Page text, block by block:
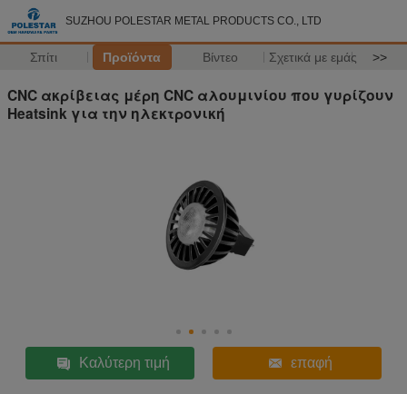
SUZHOU POLESTAR METAL PRODUCTS CO., LTD
Σπίτι Προϊόντα Βίντεο Σχετικά με εμάς >>
CNC ακρίβειας μέρη CNC αλουμινίου που γυρίζουν
Heatsink για την ηλεκτρονική
Καλύτερη τιμή επαφή